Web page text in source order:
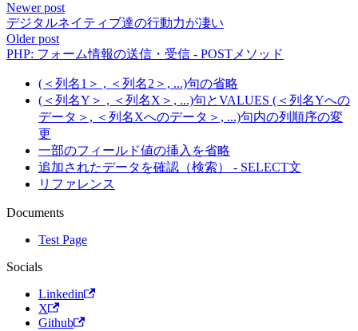
Newer post
デジタルネイティブ達の行動力が凄い
Older post
PHP: フォーム情報の送信・受信 - POSTメソッド
(＜列名1＞ , ＜列名2＞, ...)句の省略
(＜列名Y＞ , ＜列名X＞, ...)句とVALUES (＜列名Yへの
データ＞, ＜列名Xへのデータ＞, ...)句内の列順序の変
更
一部のフィールド値の挿入を省略
追加されたデータを確認（検索） - SELECT文
リファレンス
Documents
Test Page
Socials
Linkedin
X
Github